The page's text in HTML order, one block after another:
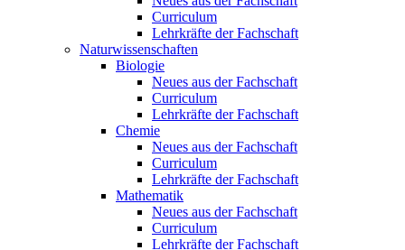
Curriculum
Lehrkräfte der Fachschaft
Naturwissenschaften
Biologie
Neues aus der Fachschaft
Curriculum
Lehrkräfte der Fachschaft
Chemie
Neues aus der Fachschaft
Curriculum
Lehrkräfte der Fachschaft
Mathematik
Neues aus der Fachschaft
Curriculum
Lehrkräfte der Fachschaft